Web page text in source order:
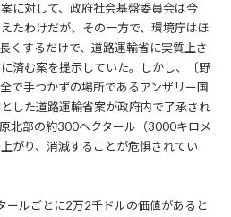
に対して、政府社会基盤委員会は今
たわけだが、その一方で、環境庁はほ
くするだけで、道路運輸省に実質上さ
済む案を提示していた。しかし、〔野
で手つかずの場所であるアンザリー国
した道路運輸省案が政府内で了承され
北部の約300ヘクタール（3000キロメ
がり、消滅することが危惧されてい
ルごとに2万2千ドルの価値があると